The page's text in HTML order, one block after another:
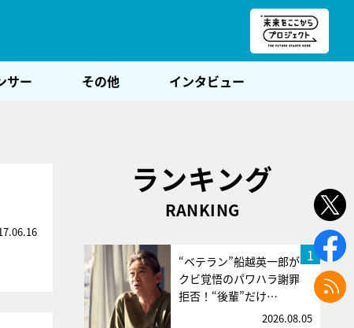
サー その他 インタビュー
ランキング
RANKING
1
“ベテラン”船越英一郎が
クビ覚悟のパワハラ謝罪
拒否！“後輩”だけ…
2026.08.05